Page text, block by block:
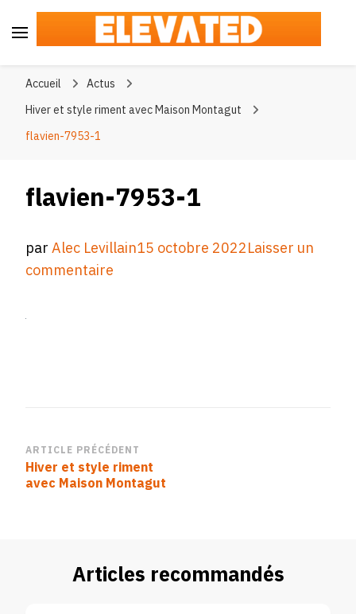
Accueil
Actus
Hiver et style riment avec Maison Montagut
flavien-7953-1
flavien-7953-1
parAlec Levillain15 octobre 2022Laisser un
commentaire
Navigation
d’article
ARTICLE PRÉCÉDENT
Hiver et style riment
avec Maison Montagut
Articles recommandés